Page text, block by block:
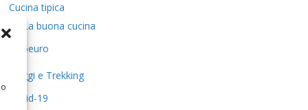
Cucina tipica
La buona cucina
5euro
Viaggi e Trekking
Covid-19